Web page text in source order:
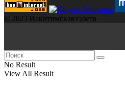
© 2023 Искитимская газета
No Result
View All Result